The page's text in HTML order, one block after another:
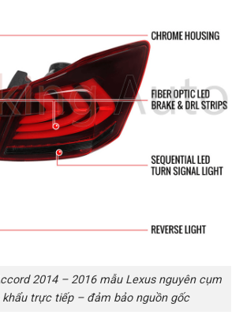
2014 – 2016 mẫu Lexus nguyên cụm
trực tiếp – đảm bảo nguồn gốc